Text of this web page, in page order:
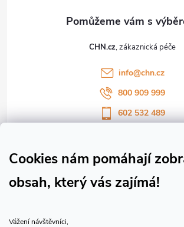
Cookies nám pomáhají
obsah, který vás zajímá!
Vážení návštěvníci,
CHN.cz
info@chn.cz
800 909 999
602 532 489
Sledujte náš vlog